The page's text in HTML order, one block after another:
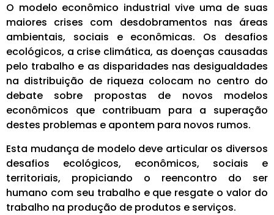
O modelo econômico industrial vive uma de suas
maiores crises com desdobramentos nas áreas
ambientais, sociais e econômicas. Os desafios
ecológicos, a crise climática, as doenças causadas
pelo trabalho e as disparidades nas desigualdades
na distribuição de riqueza colocam no centro do
debate sobre propostas de novos modelos
econômicos que contribuam para a superação
destes problemas e apontem para novos rumos.
Esta mudança de modelo deve articular os diversos
desafios ecológicos, econômicos, sociais e
territoriais, propiciando o reencontro do ser
humano com seu trabalho e que resgate o valor do
trabalho na produção de produtos e serviços.